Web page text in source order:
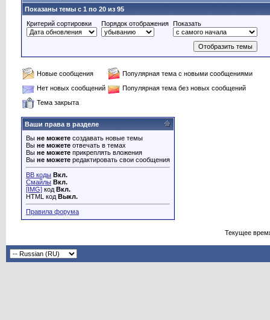
Показаны темы с 1 по 20 из 95
Критерий сортировки
Порядок отображения Показать
Новые сообщения
Популярная тема с новыми сообщениями
Нет новых сообщений
Популярная тема без новых сообщений
Тема закрыта
Ваши права в разделе
Вы не можете создавать новые темы
Вы не можете отвечать в темах
Вы не можете прикреплять вложения
Вы не можете редактировать свои сообщения
BB коды Вкл.
Смайлы Вкл.
[IMG] код Вкл.
HTML код Выкл.
Правила форума
Текущее